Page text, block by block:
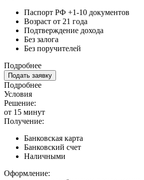
Паспорт РФ +1-10 документов
Возраст от 21 года
Подтверждение дохода
Без залога
Без поручителей
Подробнее
Подать заявку
Подробнее
Условия
Решение:
от 15 минут
Получение:
Банковская карта
Банковский счет
Наличными
Оформление: